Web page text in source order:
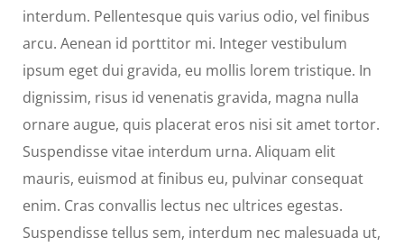
interdum. Pellentesque quis varius odio, vel finibus
arcu. Aenean id porttitor mi. Integer vestibulum
ipsum eget dui gravida, eu mollis lorem tristique. In
dignissim, risus id venenatis gravida, magna nulla
ornare augue, quis placerat eros nisi sit amet tortor.
Suspendisse vitae interdum urna. Aliquam elit
mauris, euismod at finibus eu, pulvinar consequat
enim. Cras convallis lectus nec ultrices egestas.
Suspendisse tellus sem, interdum nec malesuada ut,